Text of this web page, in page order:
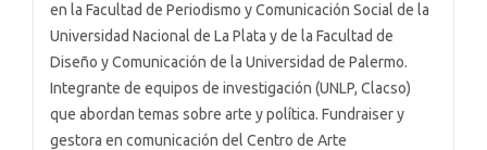
en la Facultad de Periodismo y Comunicación Social de la
Universidad Nacional de La Plata y de la Facultad de
Diseño y Comunicación de la Universidad de Palermo.
Integrante de equipos de investigación (UNLP, Clacso)
que abordan temas sobre arte y política. Fundraiser y
gestora en comunicación del Centro de Arte